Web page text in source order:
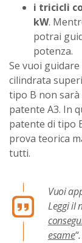
i tricicli
kW.
potrai
potenza.
Se vuoi
cilindrata
tipo B non
patente A3. In
patente di tipo
prova teorica
tutti.
Vuoi
Leggi il
esame“.